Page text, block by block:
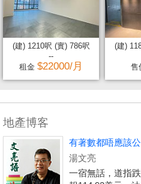
(建) 1210呎 (實) 786呎
--
租金 $22000/月
(建)
售
地產博客
有著數都唔應該
湯文亮
一宿無話，道指